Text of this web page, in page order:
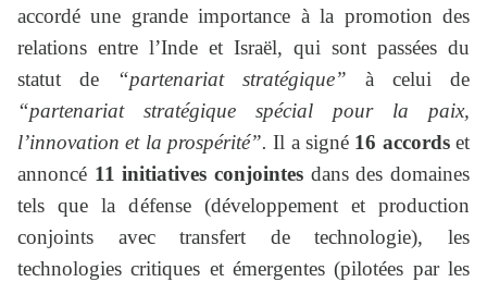
accordé une grande importance à la promotion des
relations entre l’Inde et Israël, qui sont passées du
statut de “partenariat stratégique” à celui de
“partenariat stratégique spécial pour la paix,
l’innovation et la prospérité”. Il a signé 16 accordset
annoncé 11 initiatives conjointes dans des domaines
tels que la défense (développement et production
conjoints avec transfert de technologie), les
technologies critiques et émergentes (pilotées par les